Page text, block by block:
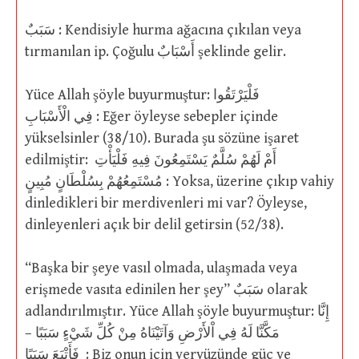
سَبَبٌ : Kendisiyle hurma ağacına çıkılan veya
tırmanılan ip. Çoğulu أَسْبَابٌ şeklinde gelir.
Yüce Allah şöyle buyurmuştur: فَلْيَرْتَقُوا
فِي الْأَسْبَابِ : Eğer öyleyse sebepler içinde
yükselsinler (38/10). Burada şu sözüne işaret
edilmiştir: أَمْ لَهُمْ سُلَّمٌ يَسْتَمِعُونَ فِيهِ فَلْيَأْتِ
مُسْتَمِعُهُمْ بِسُلْطَانٍ مُبِينٍ : Yoksa, üzerine çıkıp vahiy
dinledikleri bir merdivenleri mi var? Öyleyse,
dinleyenleri açık bir delil getirsin (52/38).
“Başka bir şeye vasıl olmada, ulaşmada veya
erişmede vasıta edinilen her şey” سَبَبٌ olarak
adlandırılmıştır. Yüce Allah şöyle buyurmuştur: إِنَّا
مَكَّنَّا لَهُ فِي اْلأَرْضِ وَآتَيْنَاهُ مِنْ كُلِّ شَيْءٍ سَبَبًا –
فَأَتْبَعَ سَبَبًا : Biz onun için yeryüzünde güç ve